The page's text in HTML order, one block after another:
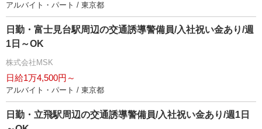
アルバイト・パート / 東京都
日勤・富士見台駅周辺の交通誘導警備員/入社祝い金あり/週
1日～OK
株式会社MSK
日給1万4,500円～
アルバイト・パート / 東京都
日勤・立飛駅周辺の交通誘導警備員/入社祝い金あり/週1日